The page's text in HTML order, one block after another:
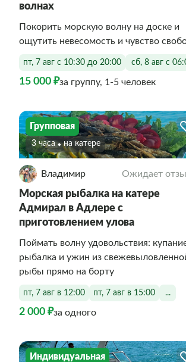
волнах
Покорить морскую волну на доске и
ощутить невесомость и чувство
пт, 7 авг с 10:30 до 20:00 сб, 8 авг с
15 000 ₽за группу, 1-5 человек
Групповая
3 часа На катере
Владимир Ожидает
Морская рыбалка на катере
Адмирал в Адлере с
приготовлением улова
Поймать волну удовольствия:
рыбалка и ужин из
рыбы прямо на борту
пт, 7 авг в 12:00 пт, 7 авг в 15:00 ...
2 000 ₽за одного
Индивидуальная